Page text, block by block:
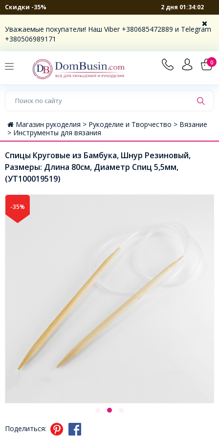
Скидки -35% 2 дня 01:34:02
Уважаемые покупатели! Наш Viber +380685472889 и Telegram
+380506989171
0
Магазин рукоделия > Рукоделие и Творчество > Вязание
> Инструменты для вязания
Спицы Круговые из Бамбука, Шнур Резиновый,
Размеры: Длина 80см, Диаметр Спиц 5,5мм,
(УТ100019519)
-35%
Поделиться: